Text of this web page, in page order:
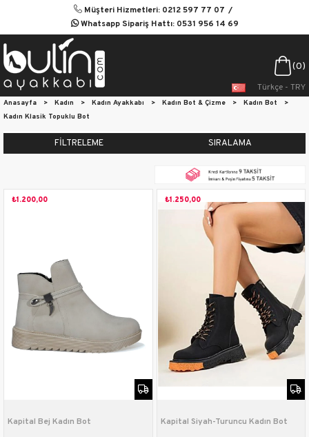
Müşteri Hizmetleri: 0212 597 77 07
Whatsapp Sipariş Hattı: 0531 956 14 69
0
Türkçe - TRY
Anasayfa > Kadın > Kadın Ayakkabı > Kadın Bot & Çizme > Kadın Bot
>
Kadın Klasik Topuklu Bot
FILTRELEME SIRALAMA
Kapital Bej Kadın Bot
₺1.200,00
Kapital Siyah-Turuncu Kadın Bot
₺1.250,00